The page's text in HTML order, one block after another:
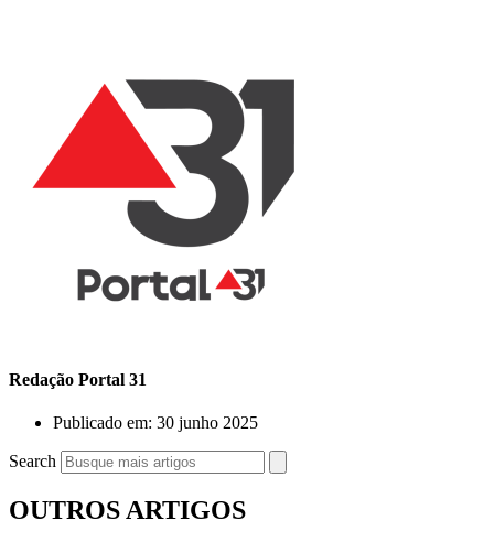
Redação Portal 31
Publicado em: 30 junho 2025
Search
OUTROS ARTIGOS